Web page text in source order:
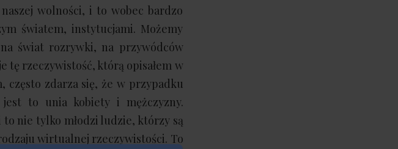
wolności, i to wobec bardzo
światem, instytucjami. Możemy
świat rozrywki, na przywódców
rzeczywistość, którą opisałem w
często zdarza się, że w przypadku
to unia kobiety i mężczyzny.
to nie tylko młodzi ludzie, którzy są
wirtualnej rzeczywistości. To